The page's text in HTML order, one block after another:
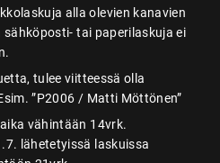
alla olevien kanavien
tai paperilaskuja ei
tulee viitteessä olla
”P2006 / Matti Möttönen”
vähintään 14vrk.
lähetetyissä laskuissa